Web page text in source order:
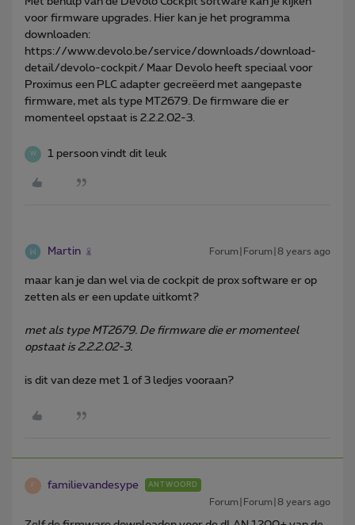
voor firmware upgrades. Hier kan je het programma
downloaden:
https://www.devolo.be/service/downloads/download-
detail/devolo-cockpit/ Maar Devolo heeft speciaal voor
Proximus een PLC adapter gecreëerd met aangepaste
firmware, met als type MT2679. De firmware die er
momenteel opstaat is 2.2.2.02-3.
W 1 persoon vindt dit leuk
Martin Forum|Forum|8 years ago
maar kan je dan wel via de cockpit de prox software er op
zetten als er een update uitkomt?
met als type MT2679. De firmware die er momenteel
opstaat is 2.2.2.02-3.
is dit van deze met 1 of 3 ledjes vooraan?
F familievandesype ANTWOORD
Forum|Forum|8 years ago